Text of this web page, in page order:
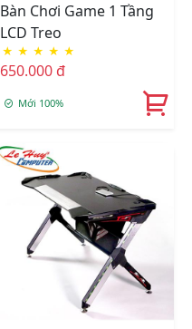
Bàn Chơi Game 1 Tầng
LCD Treo
★ ★ ★ ★ ★
650.000 đ
Mới 100%